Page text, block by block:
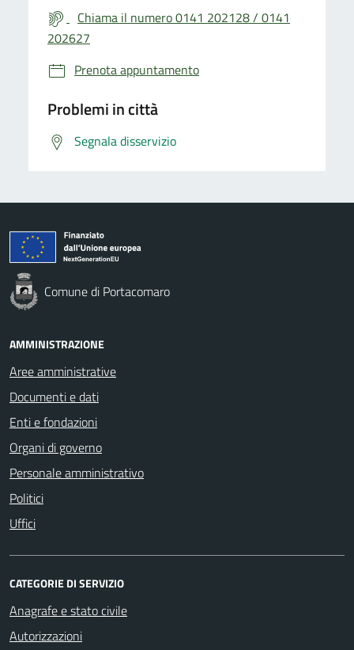
Chiama il numero 0141 202128 / 0141
202627
Prenota appuntamento
Problemi in città
Segnala disservizio
Comune di Portacomaro
AMMINISTRAZIONE
Aree amministrative
Documenti e dati
Enti e fondazioni
Organi di governo
Personale amministrativo
Politici
Uffici
CATEGORIE DI SERVIZIO
Anagrafe e stato civile
Autorizzazioni